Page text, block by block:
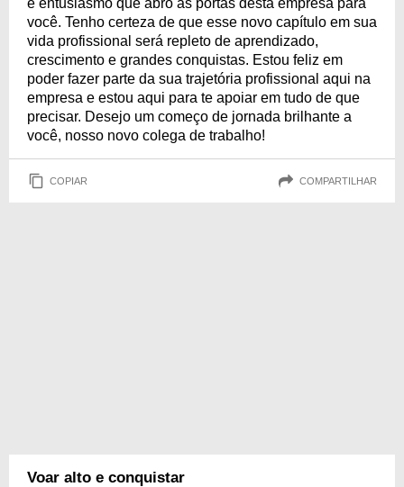
e entusiasmo que abro as portas desta empresa para
você. Tenho certeza de que esse novo capítulo em sua
vida profissional será repleto de aprendizado,
crescimento e grandes conquistas. Estou feliz em
poder fazer parte da sua trajetória profissional aqui na
empresa e estou aqui para te apoiar em tudo de que
precisar. Desejo um começo de jornada brilhante a
você, nosso novo colega de trabalho!
COPIAR COMPARTILHAR
Voar alto e conquistar